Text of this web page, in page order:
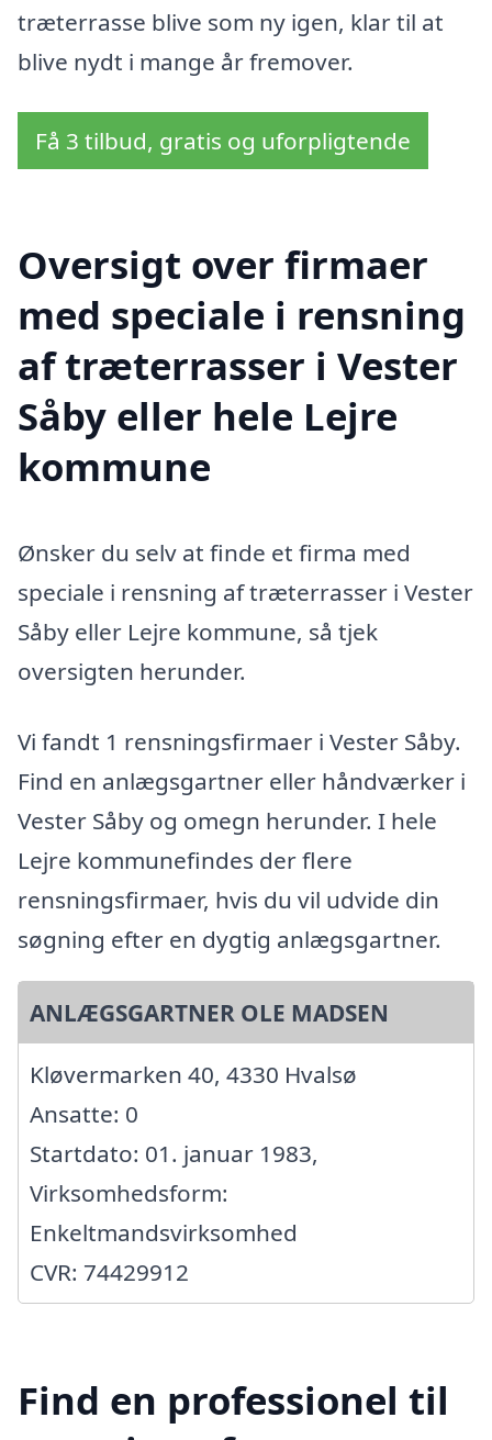
træterrasse blive som ny igen, klar til at
blive nydt i mange år fremover.
Få 3 tilbud, gratis og uforpligtende
Oversigt over firmaer
med speciale i rensning
af træterrasser i Vester
Såby eller hele Lejre
kommune
Ønsker du selv at finde et firma med
speciale i rensning af træterrasser i Vester
Såby eller Lejre kommune, så tjek
oversigten herunder.
Vi fandt 1 rensningsfirmaer i Vester Såby.
Find en anlægsgartner eller håndværker i
Vester Såby og omegn herunder. I hele
Lejre kommunefindes der flere
rensningsfirmaer, hvis du vil udvide din
søgning efter en dygtig anlægsgartner.
ANLÆGSGARTNER OLE MADSEN
Kløvermarken 40, 4330 Hvalsø
Ansatte: 0
Startdato: 01. januar 1983,
Virksomhedsform:
Enkeltmandsvirksomhed
CVR: 74429912
Find en professionel til